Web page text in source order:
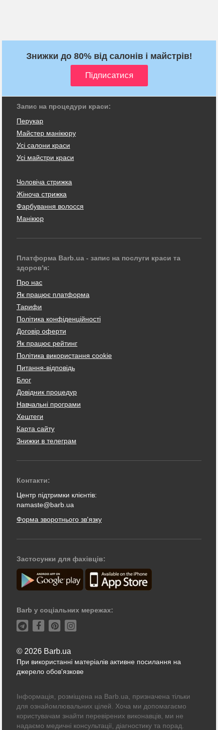
Знижки до 80% від салонів і майстрів!
Запис на процедури краси:
Перукар
Майстер манікюру
Усі салони краси
Усі майстри краси
Чоловіча стрижка
Жіноча стрижка
Фарбування волосся
Манікюр
Платформа Barb.ua - запис на послуги краси та
здоров'я:
Про нас
Як працює платформа
Тарифи
Політика конфіденційності
Договір оферти
Як працює рейтинг
Політика використання cookie
Питання-відповідь
Блог
Довідник процедур
Навчальні програми
Хештеги
Карта сайту
Знижки в телеграм
Контакти:
Центр підтримки клієнтів:
namaste@barb.ua
Форма зворотнього зв'язку
Застосунки для фахівців:
Barb у соціальних мережах:
© 2026 Barb.ua
При використанні матеріалів активне посилання на
джерело обов'язкове
Інформація, розміщена на Barb.ua, призначена тільки
для ознайомлювальних цілей. Хоча ми допомагаємо
користувачам знайти перевірених виконавців, ми не
надаємо медичні консультації, діагностику та порад.